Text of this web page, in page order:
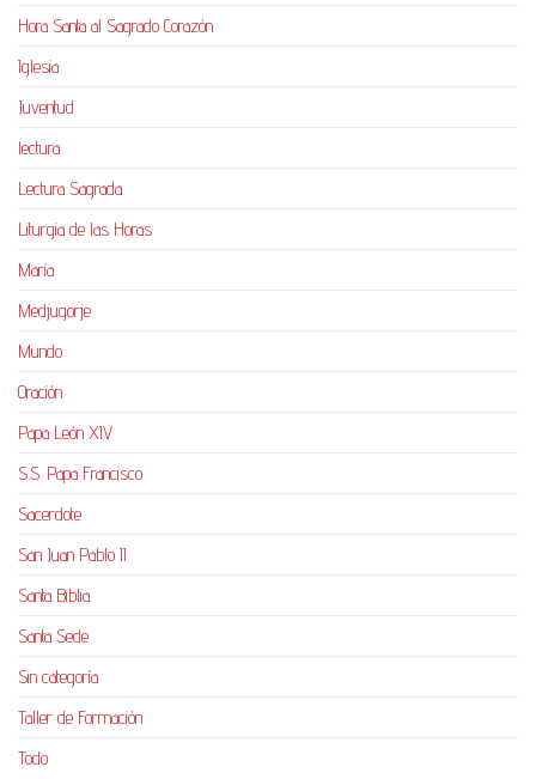
Hora Santa al Sagrado Corazón
Iglesia
Juventud
lectura
Lectura Sagrada
Liturgia de las Horas
María
Medjugorje
Mundo
Oración
Papa León XIV
S.S. Papa Francisco
Sacerdote
San Juan Pablo II
Santa Biblia
Santa Sede
Sin categoría
Taller de Formación
Todo